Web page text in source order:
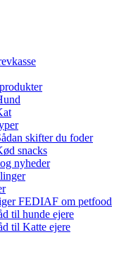
skifter du foder
snacks
nyheder
FEDIAF om petfood
til hunde ejere
til Katte ejere